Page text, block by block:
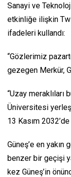
Sanayi ve
etkinliğe ilişkin
ifadeleri kullandı:
“Gözlerimiz
gezegen Merkür,
“Uzay meraklıları
Üniversitesi
13 Kasım
Güneş’e en yakın
benzer bir geçişi
kez Güneş’in